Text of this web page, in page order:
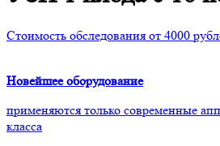
Стоимость обследования от 4000
Новейшее оборудование
применяются только современные
класса